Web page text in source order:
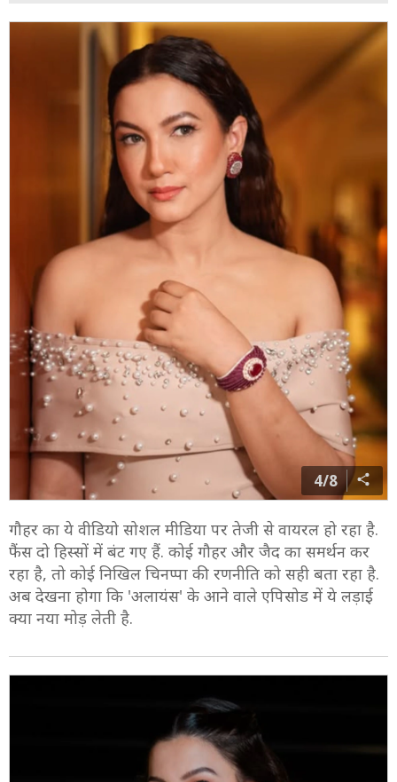
4/8
गौहर का ये वीडियो सोशल मीडिया पर तेजी से वायरल हो रहा है.
फैंस दो हिस्सों में बंट गए हैं. कोई गौहर और जैद का समर्थन कर
रहा है, तो कोई निखिल चिनप्पा की रणनीति को सही बता रहा है.
अब देखना होगा कि 'अलायंस' के आने वाले एपिसोड में ये लड़ाई
क्या नया मोड़ लेती है.